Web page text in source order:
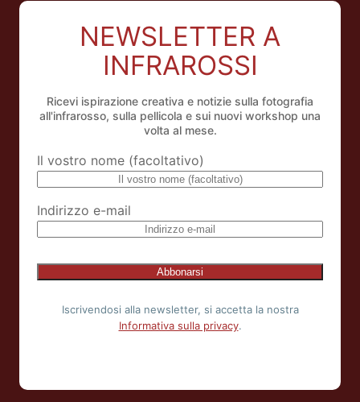
NEWSLETTER A
INFRAROSSI
Ricevi ispirazione creativa e notizie sulla fotografia
all'infrarosso, sulla pellicola e sui nuovi workshop una
volta al mese.
Il vostro nome (facoltativo)
Indirizzo e-mail
Iscrivendosi alla newsletter, si accetta la nostra
Informativa sulla privacy.